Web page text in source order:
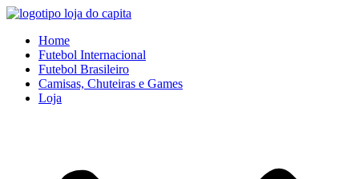
Ir
conteúdo
Home
Futebol Internacional
Futebol Brasileiro
Camisas, Chuteiras e Games
Loja